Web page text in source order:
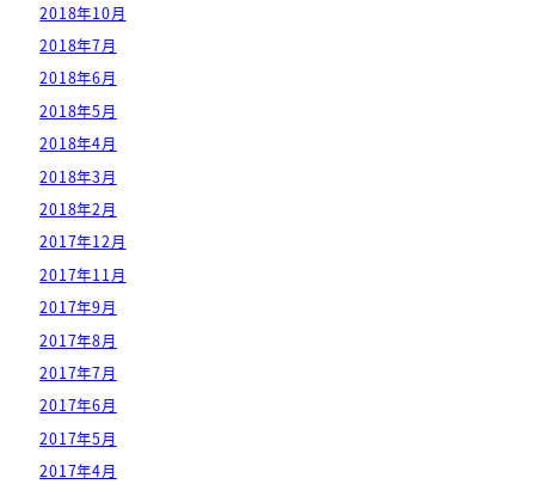
2018年10月
2018年7月
2018年6月
2018年5月
2018年4月
2018年3月
2018年2月
2017年12月
2017年11月
2017年9月
2017年8月
2017年7月
2017年6月
2017年5月
2017年4月